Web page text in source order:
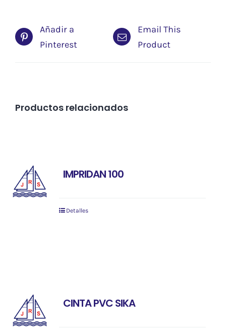
Añadir a
Pinterest
Email This
Product
Productos relacionados
IMPRIDAN 100
Detalles
CINTA PVC SIKA